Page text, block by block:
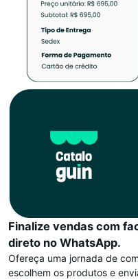
Finalize vendas com
direto no WhatsApp.
Ofereça uma jornada de
escolhem os produtos e